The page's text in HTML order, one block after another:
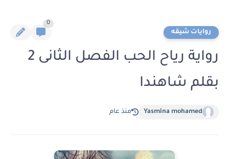
روايات شيقه
0
رواية رياح الحب الفصل الثانى 2
بقلم شاهندا
Yasmina mohamed منذ عام